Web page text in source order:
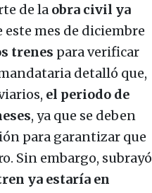
de la obra civil ya
este mes de diciembre
trenes para verificar
detalló que,
el periodo de
, ya que se deben
para garantizar que
Sin embargo, subrayó
ya estaría en